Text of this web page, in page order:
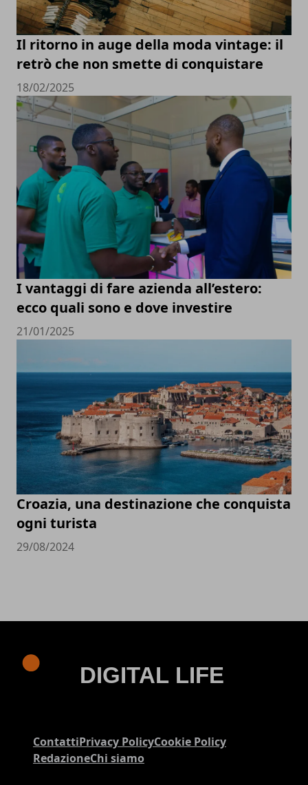
Il ritorno in auge della moda vintage: il
retrò che non smette di conquistare
18/02/2025
I vantaggi di fare azienda all’estero:
ecco quali sono e dove investire
21/01/2025
Croazia, una destinazione che conquista
ogni turista
29/08/2024
ContattiPrivacy PolicyCookie Policy
RedazioneChi siamo